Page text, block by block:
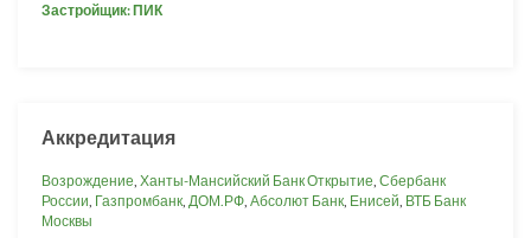
Застройщик: ПИК
Аккредитация
Возрождение, Ханты-Мансийский Банк Открытие, Сбербанк
России, Газпромбанк, ДОМ.РФ, Абсолют Банк, Енисей, ВТБ Банк
Москвы